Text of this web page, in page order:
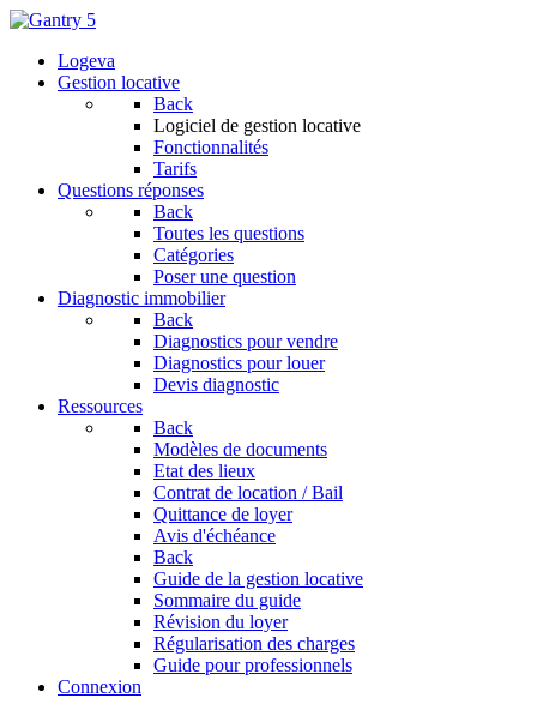
Logeva
Gestion locative
Back
Logiciel de gestion locative
Fonctionnalités
Tarifs
Questions réponses
Back
Toutes les questions
Catégories
Poser une question
Diagnostic immobilier
Back
Diagnostics pour vendre
Diagnostics pour louer
Devis diagnostic
Ressources
Back
Modèles de documents
Etat des lieux
Contrat de location / Bail
Quittance de loyer
Avis d'échéance
Back
Guide de la gestion locative
Sommaire du guide
Révision du loyer
Régularisation des charges
Guide pour professionnels
Connexion